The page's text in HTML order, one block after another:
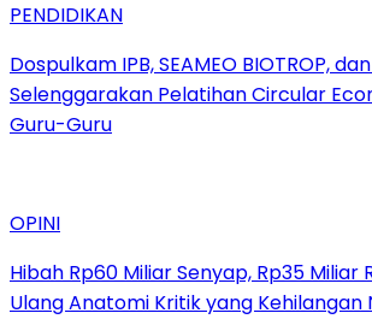
PENDIDIKAN
Dospulkam IPB, SEAMEO BIOTROP,
Selenggarakan Pelatihan Circular
Guru-Guru
OPINI
Hibah Rp60 Miliar Senyap, Rp35 Miliar
Ulang Anatomi Kritik yang Kehilangan